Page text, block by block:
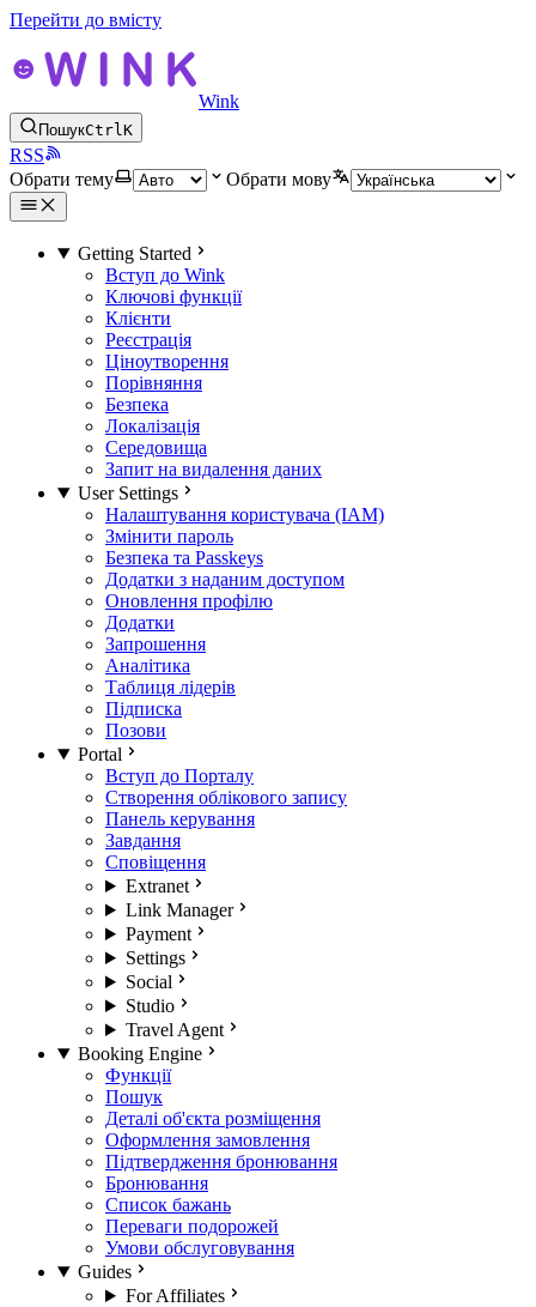
Перейти до вмісту
Wink
ПошукCtrlK
RSS
Обрати тему
Обрати мову
Getting Started
Вступ до Wink
Ключові функції
Клієнти
Реєстрація
Ціноутворення
Порівняння
Безпека
Локалізація
Середовища
Запит на видалення даних
User Settings
Налаштування користувача (IAM)
Змінити пароль
Безпека та Passkeys
Додатки з наданим доступом
Оновлення профілю
Додатки
Запрошення
Аналітика
Таблиця лідерів
Підписка
Позови
Portal
Вступ до Порталу
Створення облікового запису
Панель керування
Завдання
Сповіщення
Extranet
Link Manager
Payment
Settings
Social
Studio
Travel Agent
Booking Engine
Функції
Пошук
Деталі об'єкта розміщення
Оформлення замовлення
Підтвердження бронювання
Бронювання
Список бажань
Переваги подорожей
Умови обслуговування
Guides
For Affiliates